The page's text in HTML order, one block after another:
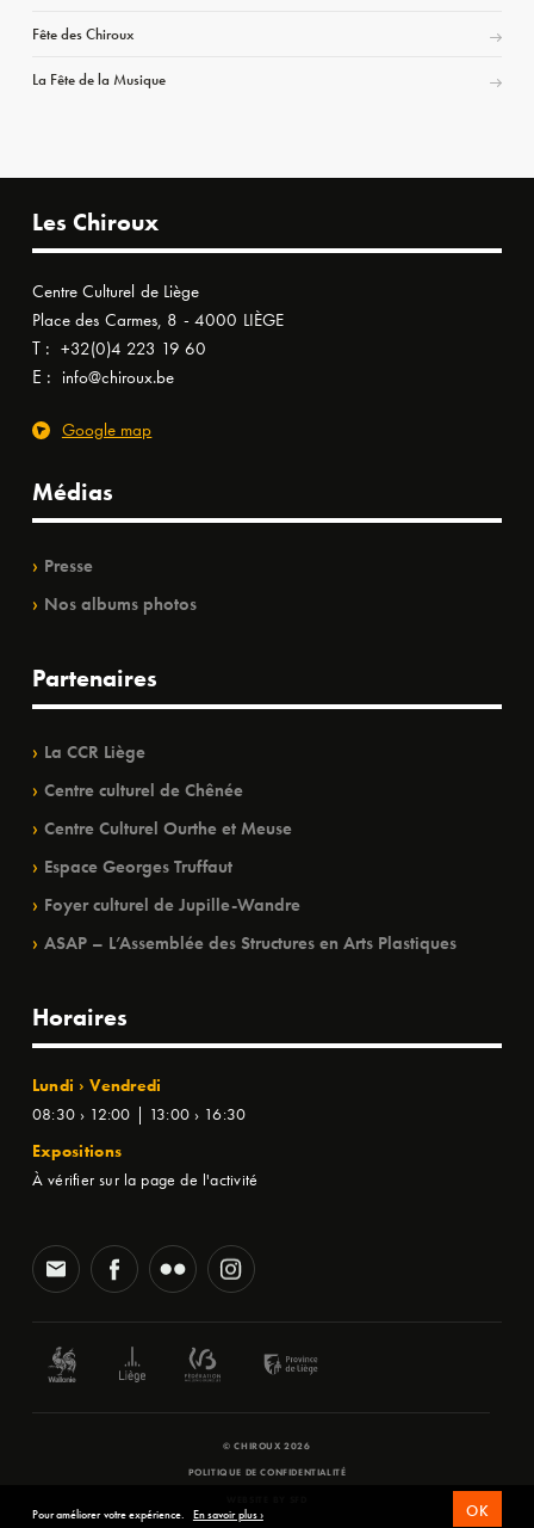
Fête des Chiroux
La Fête de la Musique
Les Chiroux
Centre Culturel de Liège
Place des Carmes, 8 - 4000 LIÈGE
T : +32(0)4 223 19 60
E : info@chiroux.be
Google map
Médias
Presse
Nos albums photos
Partenaires
La CCR Liège
Centre culturel de Chênée
Centre Culturel Ourthe et Meuse
Espace Georges Truffaut
Foyer culturel de Jupille-Wandre
ASAP – L’Assemblée des Structures en Arts Plastiques
Horaires
Lundi › Vendredi
08:30 › 12:00 | 13:00 › 16:30
Expositions
À vérifier sur la page de l'activité
© CHIROUX 2026
POLITIQUE DE CONFIDENTIALITÉ
Pour améliorer votre expérience. En savoir plus › OK